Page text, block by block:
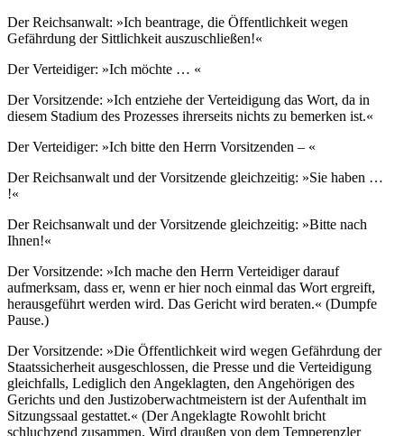
Der Reichsanwalt: »Ich beantrage, die Öffentlichkeit wegen
Gefährdung der Sittlichkeit auszuschließen!«
Der Verteidiger: »Ich möchte … «
Der Vorsitzende: »Ich entziehe der Verteidigung das Wort, da in
diesem Stadium des Prozesses ihrerseits nichts zu bemerken ist.«
Der Verteidiger: »Ich bitte den Herrn Vorsitzenden – «
Der Reichsanwalt und der Vorsitzende gleichzeitig: »Sie haben …
!«
Der Reichsanwalt und der Vorsitzende gleichzeitig: »Bitte nach
Ihnen!«
Der Vorsitzende: »Ich mache den Herrn Verteidiger darauf
aufmerksam, dass er, wenn er hier noch einmal das Wort ergreift,
herausgeführt werden wird. Das Gericht wird beraten.« (Dumpfe
Pause.)
Der Vorsitzende: »Die Öffentlichkeit wird wegen Gefährdung der
Staatssicherheit ausgeschlossen, die Presse und die Verteidigung
gleichfalls, Lediglich den Angeklagten, den Angehörigen des
Gerichts und den Justizoberwachtmeistern ist der Aufenthalt im
Sitzungssaal gestattet.« (Der Angeklagte Rowohlt bricht
schluchzend zusammen. Wird draußen von dem Temperenzler